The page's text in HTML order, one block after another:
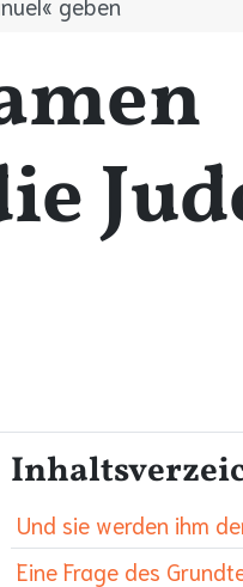
Und sie werden ihm
Eine Frage des